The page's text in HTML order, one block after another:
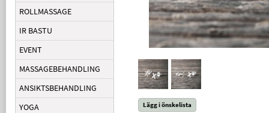
ROLLMASSAGE
IR BASTU
EVENT
MASSAGEBEHANDLING
ANSIKTSBEHANDLING
YOGA
Lägg i önskelista